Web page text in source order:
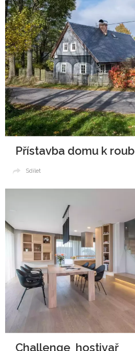
Přístavba domu k
Sdílet
Challenge_hostivař